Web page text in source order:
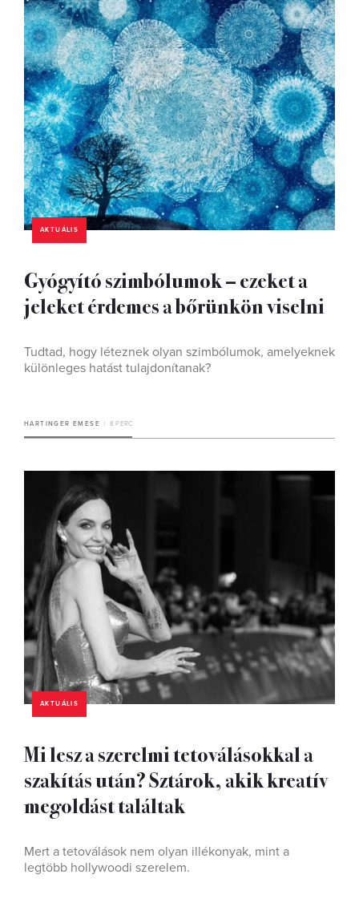
AKTUÁLIS
Gyógyító szimbólumok – ezeket a
jeleket érdemes a bőrünkön viselni
Tudtad, hogy léteznek olyan szimbólumok, amelyeknek
különleges hatást tulajdonítanak?
HARTINGER EMESE 8 PERC
AKTUÁLIS
Mi lesz a szerelmi tetoválásokkal a
szakítás után? Sztárok, akik kreatív
megoldást találtak
Mert a tetoválások nem olyan illékonyak, mint a
legtöbb hollywoodi szerelem.